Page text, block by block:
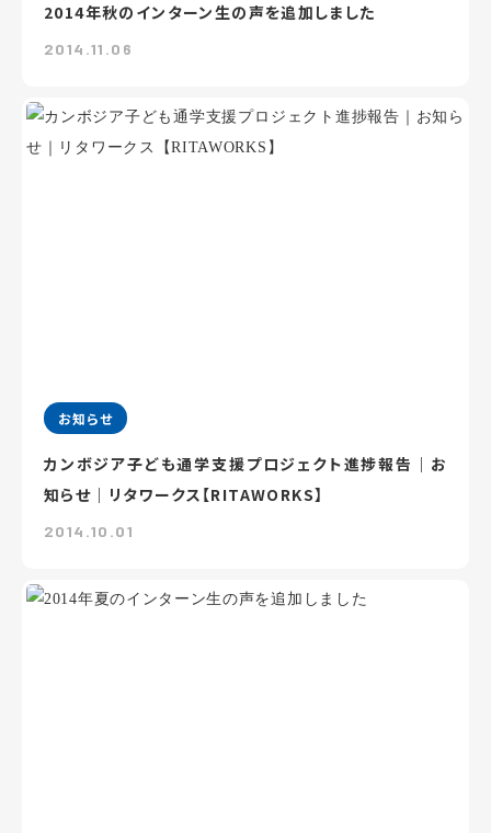
2014年秋のインターン生の声を追加しました
2014.11.06
お知らせ
カンボジア子ども通学支援プロジェクト進捗報告｜お
知らせ｜リタワークス【RITAWORKS】
2014.10.01